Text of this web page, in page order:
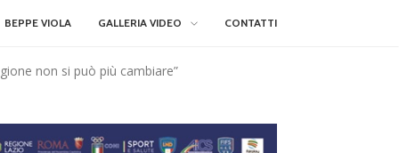
BEPPE VIOLA GALLERIA VIDEO CONTATTI
non si può più cambiare”